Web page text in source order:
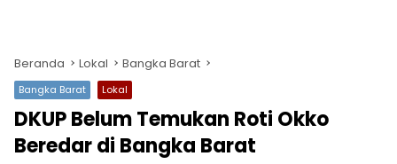
Beranda Lokal Bangka Barat
Bangka Barat Lokal
DKUP Belum Temukan Roti Okko
Beredar di Bangka Barat